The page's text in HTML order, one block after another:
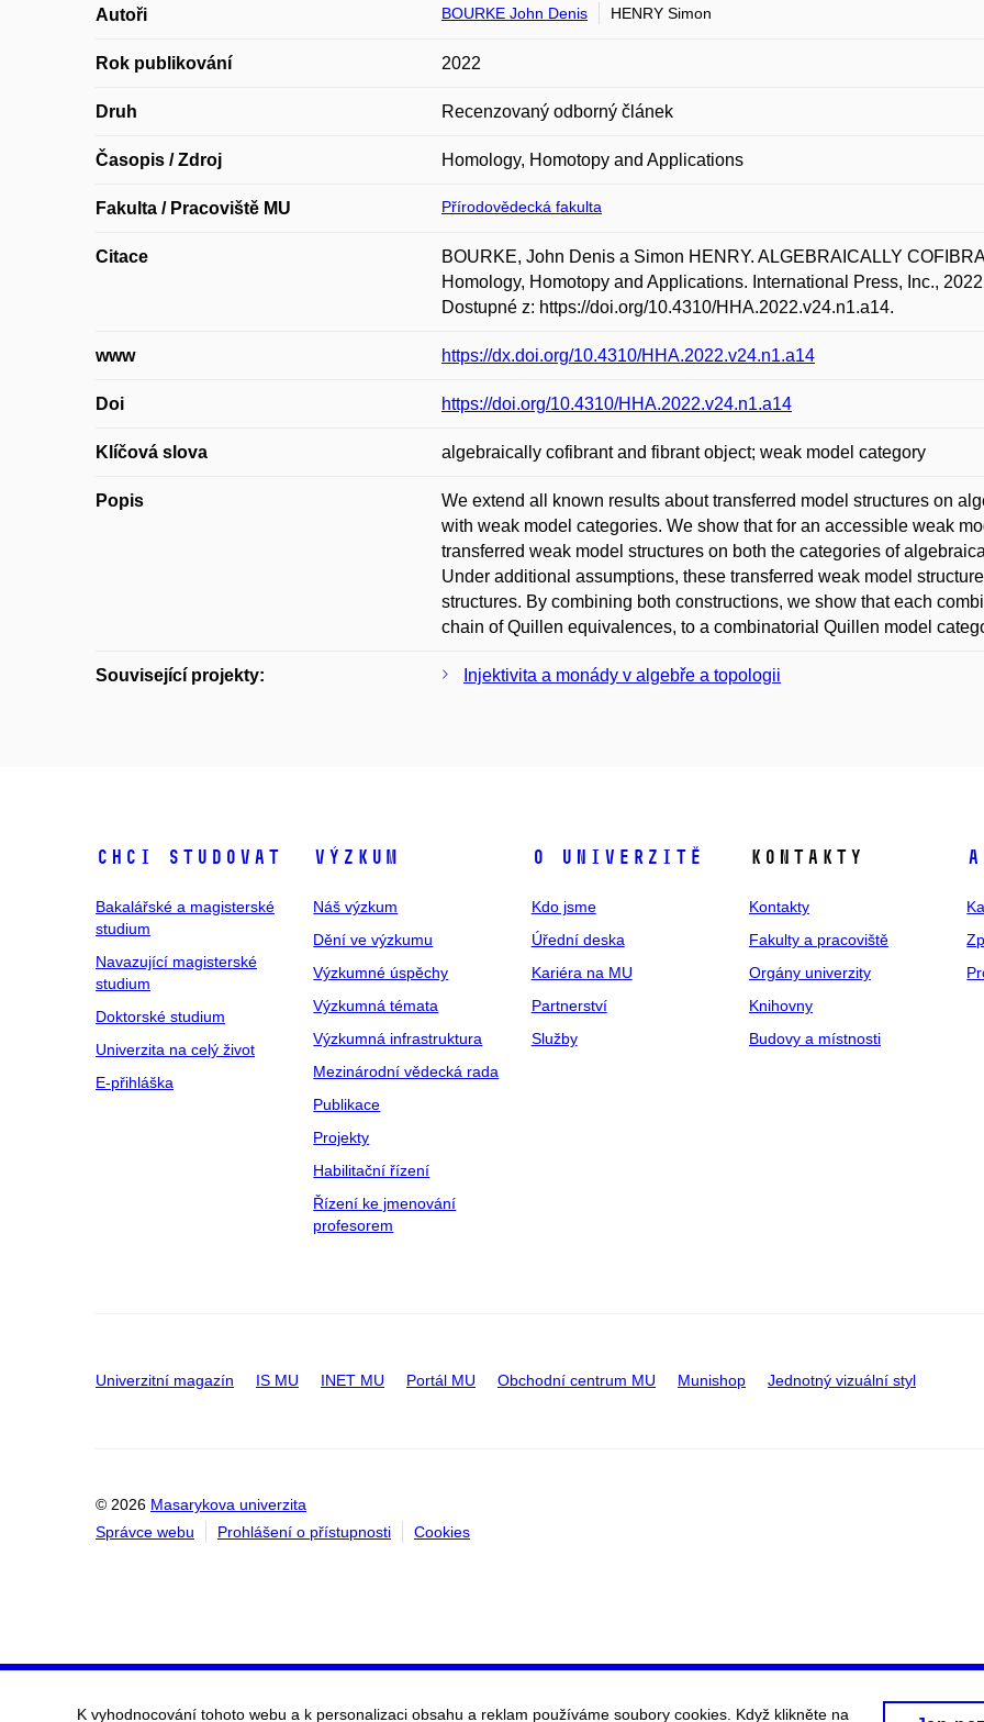
Autoři BOURKE John Denis HENRY Simon
Rok publikování 2022
Druh Recenzovaný odborný článek
Časopis / Zdroj Homology, Homotopy and Applications
Fakulta / Pracoviště MU Přírodovědecká fakulta
Citace
BOURKE, John Denis a Simon HENRY. ALGEBRAICALLY
Homology, Homotopy and Applications. International Press, Inc.,
Dostupné z: https://doi.org/10.4310/HHA.2022.v24.n1.a14.
www https://dx.doi.org/10.4310/HHA.2022.v24.n1.a14
Doi https://doi.org/10.4310/HHA.2022.v24.n1.a14
Klíčová slova algebraically cofibrant and fibrant object; weak model category
Popis
We extend all known results about transferred model structures on
with weak model categories. We show that for an accessible weak
transferred weak model structures on both the categories of
Under additional assumptions, these transferred weak model
structures. By combining both constructions, we show that each
chain of Quillen equivalences, to a combinatorial Quillen model
Související projekty: Injektivita a monády v algebře a topologii
Chci studovat
Bakalářské a magisterské
studium
Navazující magisterské
studium
Doktorské studium
Univerzita na celý život
E-přihláška
Výzkum
Náš výzkum
Dění ve výzkumu
Výzkumné úspěchy
Výzkumná témata
Výzkumná infrastruktura
Mezinárodní vědecká rada
Publikace
Projekty
Habilitační řízení
Řízení ke jmenování
profesorem
O univerzitě
Kdo jsme
Úřední deska
Kariéra na MU
Partnerství
Služby
Kontakty
Kontakty
Fakulty a pracoviště
Orgány univerzity
Knihovny
Budovy a místnosti
Univerzitní magazín IS MU INET MU Portál MU Obchodní centrum MU Munishop Jednotný vizuální styl
© 2026 Masarykova univerzita
Správce webu
Prohlášení o přístupnosti Cookies
K vyhodnocování tohoto webu a k personalizaci obsahu a reklam používáme soubory cookies. Když klikněte na